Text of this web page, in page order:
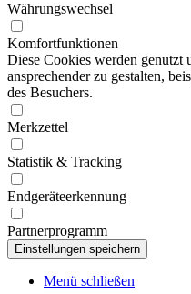
Währungswechsel
Komfortfunktionen
Diese Cookies werden genutzt
ansprechender zu gestalten,
des Besuchers.
Merkzettel
Statistik & Tracking
Endgeräteerkennung
Partnerprogramm
Menü schließen